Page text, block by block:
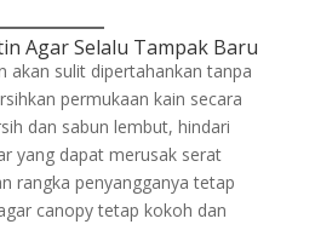
Agar Selalu Tampak Baru
akan sulit dipertahankan tanpa
permukaan kain secara
dan sabun lembut, hindari
yang dapat merusak serat
rangka penyangganya tetap
canopy tetap kokoh dan